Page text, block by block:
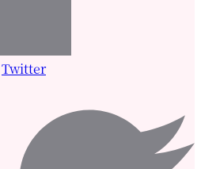
Twitter